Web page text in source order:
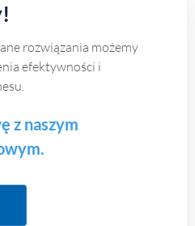
rozwiązania możemy
efektywności i
z naszym